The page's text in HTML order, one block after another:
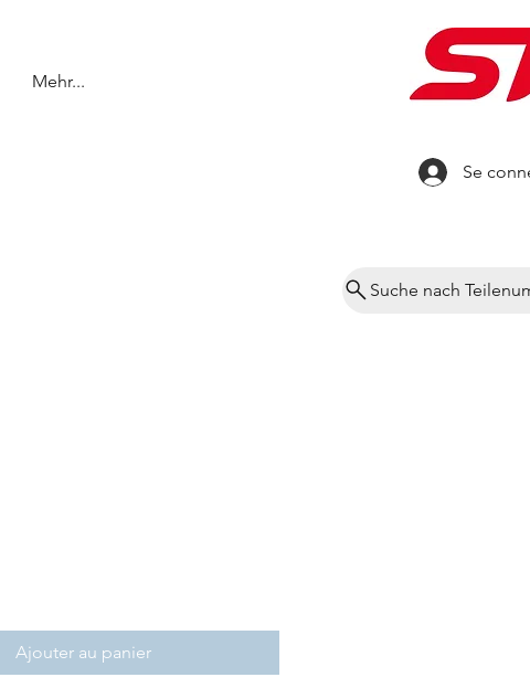
Mehr...
Se
Ajouter au panier
Suche nach